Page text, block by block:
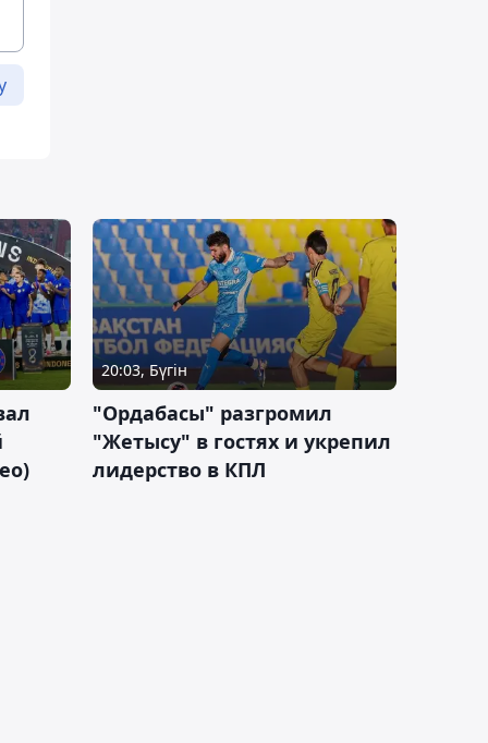
20:03, Бүгін
"Ордабасы" разгромил
"Жетысу" в гостях и укрепил
лидерство в КПЛ